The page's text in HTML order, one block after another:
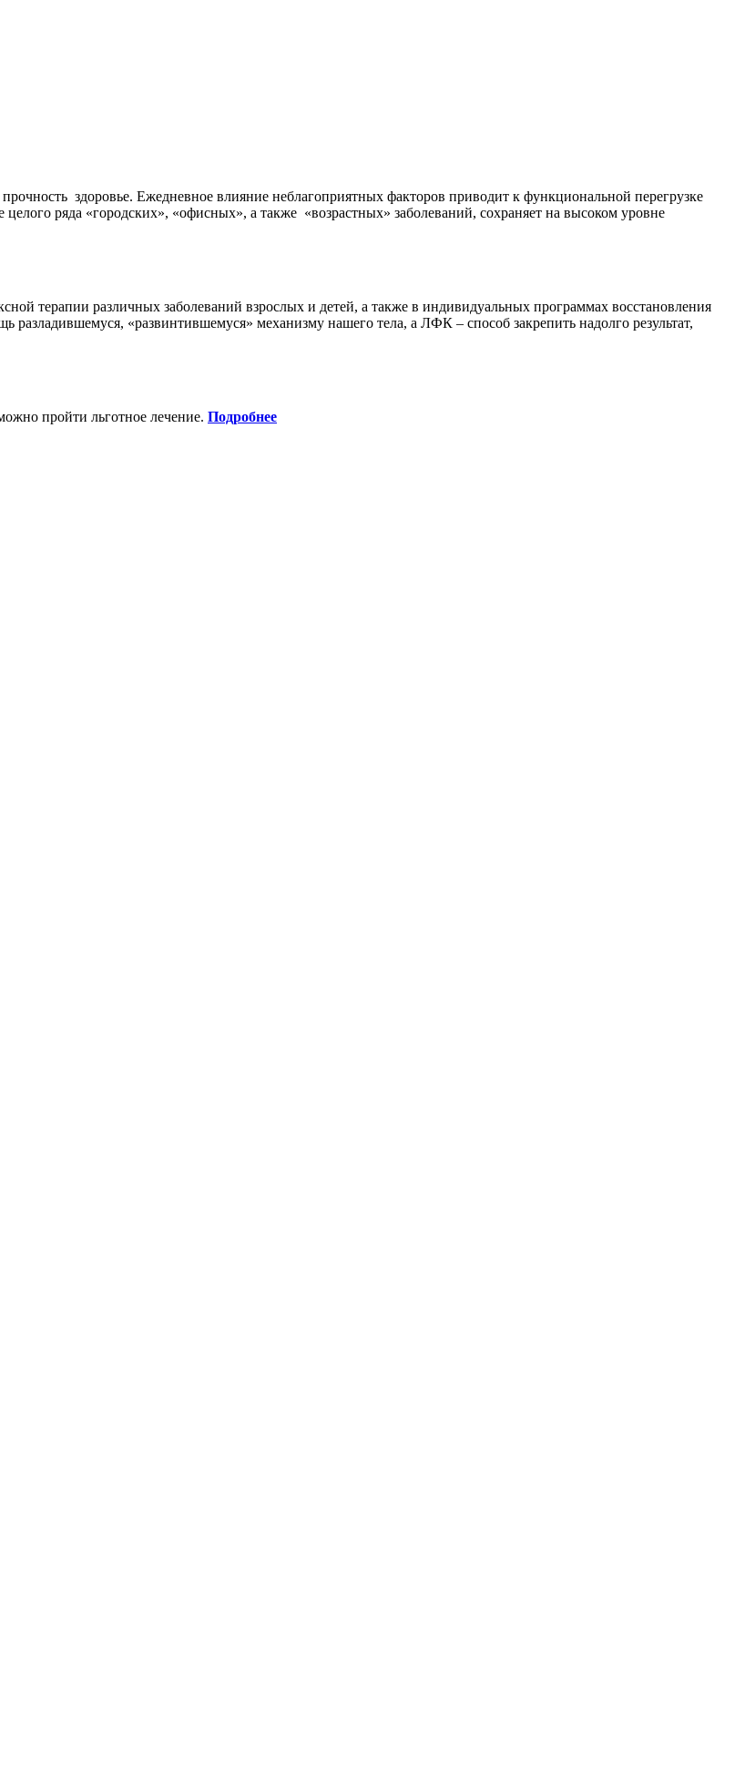
здоровье. Ежедневное влияние неблагоприятных факторов приводит к функциональной перегрузке
ряда «городских», «офисных», а также «возрастных» заболеваний, сохраняет на высоком уровне
терапии различных заболеваний взрослых и детей, а также в индивидуальных программах восстановления
разладившемуся, «развинтившемуся» механизму нашего тела, а ЛФК – способ закрепить надолго результат,
пройти льготное лечение. Подробнее